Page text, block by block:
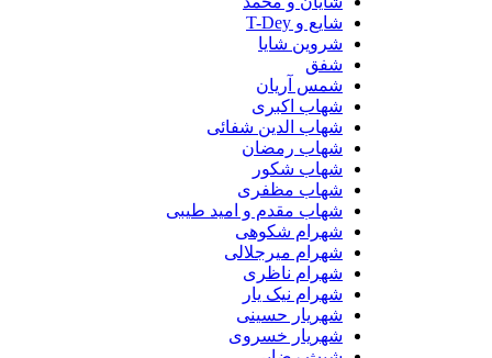
شایع و T-Dey
شروین شایا
شفق
شمس آریان
شهاب اکبری
شهاب الدین شفائی
شهاب رمضان
شهاب شکور
شهاب مظفری
شهاب مقدم و امید طیبی
شهرام شکوهی
شهرام میرجلالی
شهرام ناظری
شهرام نیک یار
شهریار حسینی
شهریار خسروی